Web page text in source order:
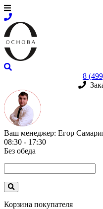
8
Ваш менеджер: Егор
08:30 - 17:30
Без обеда
Корзина покупателя